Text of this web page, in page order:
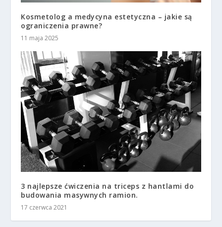
Kosmetolog a medycyna estetyczna – jakie są
ograniczenia prawne?
11 maja 2025
3 najlepsze ćwiczenia na triceps z hantlami do
budowania masywnych ramion.
17 czerwca 2021